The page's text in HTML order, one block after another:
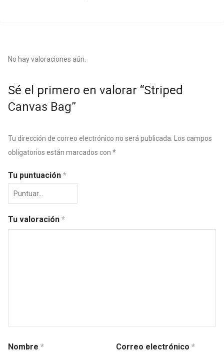
No hay valoraciones aún.
Sé el primero en valorar “Striped
Canvas Bag”
Tu dirección de correo electrónico no será publicada.
Los campos
obligatorios están marcados con *
Tu puntuación *
Tu valoración *
Nombre * Correo electrónico*